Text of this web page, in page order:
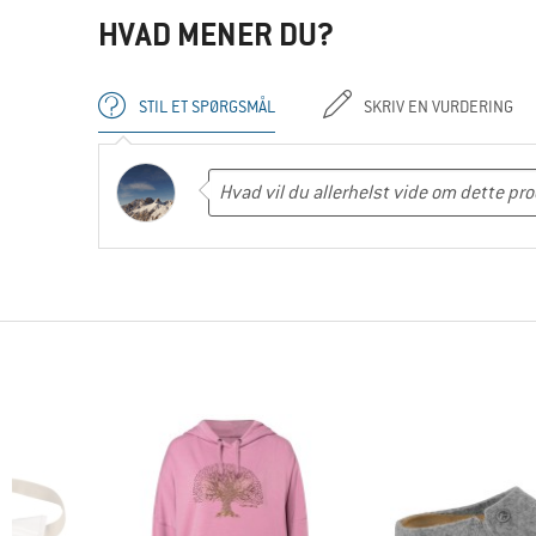
HVAD MENER DU?
STIL ET SPØRGSMÅL SKRIV EN VURDERING